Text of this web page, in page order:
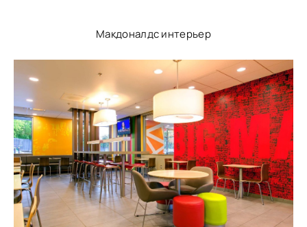
Макдоналдс интерьер